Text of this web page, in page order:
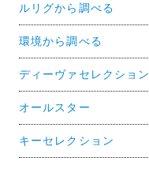
ルリグから調べる
環境から調べる
ディーヴァセレクション
オールスター
キーセレクション